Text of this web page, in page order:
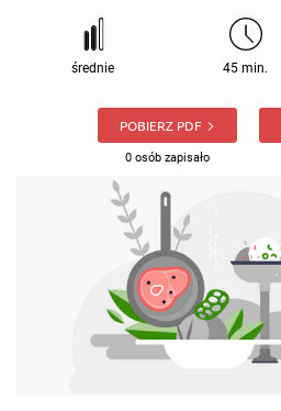
średnie 45 min.
POBIERZ PDF
0 osób zapisało